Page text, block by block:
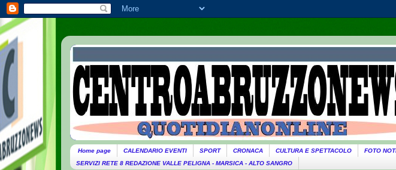
Home page CALENDARIO EVENTI SPORT CRONACA CULTURA E SPETTACOLO FOTO
SERVIZI RETE 8 REDAZIONE VALLE PELIGNA - MARSICA - ALTO SANGRO